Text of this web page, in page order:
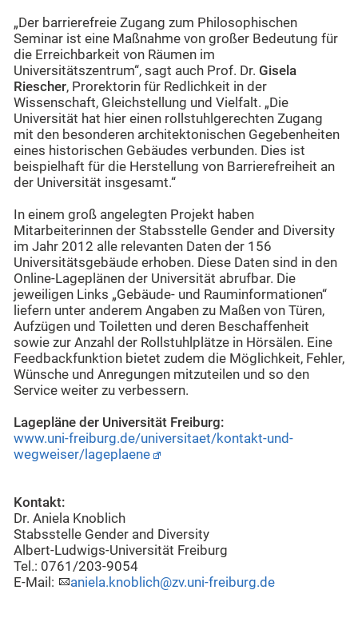
„Der barrierefreie Zugang zum Philosophischen
Seminar ist eine Maßnahme von großer Bedeutung für
die Erreichbarkeit von Räumen im
Universitätszentrum“, sagt auch Prof. Dr. Gisela
Riescher, Prorektorin für Redlichkeit in der
Wissenschaft, Gleichstellung und Vielfalt. „Die
Universität hat hier einen rollstuhlgerechten Zugang
mit den besonderen architektonischen Gegebenheiten
eines historischen Gebäudes verbunden. Dies ist
beispielhaft für die Herstellung von Barrierefreiheit an
der Universität insgesamt.“
In einem groß angelegten Projekt haben
Mitarbeiterinnen der Stabsstelle Gender and Diversity
im Jahr 2012 alle relevanten Daten der 156
Universitätsgebäude erhoben. Diese Daten sind in den
Online-Lageplänen der Universität abrufbar. Die
jeweiligen Links „Gebäude- und Rauminformationen“
liefern unter anderem Angaben zu Maßen von Türen,
Aufzügen und Toiletten und deren Beschaffenheit
sowie zur Anzahl der Rollstuhlplätze in Hörsälen. Eine
Feedbackfunktion bietet zudem die Möglichkeit, Fehler,
Wünsche und Anregungen mitzuteilen und so den
Service weiter zu verbessern.
Lagepläne der Universität Freiburg:
www.uni-freiburg.de/universitaet/kontakt-und-
wegweiser/lageplaene
Kontakt:
Dr. Aniela Knoblich
Stabsstelle Gender and Diversity
Albert-Ludwigs-Universität Freiburg
Tel.: 0761/203-9054
E-Mail:
aniela.knoblich@zv.uni-freiburg.de